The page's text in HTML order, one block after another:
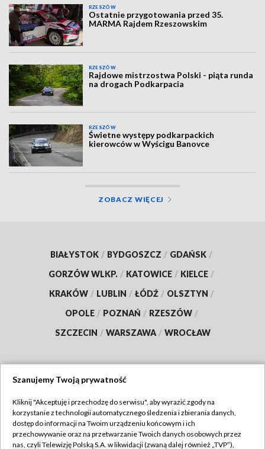
RZESZÓW
Ostatnie przygotowania przed 35.
MARMA Rajdem Rzeszowskim
RZESZÓW
Rajdowe mistrzostwa Polski - piąta runda
na drogach Podkarpacia
RZESZÓW
Świetne występy podkarpackich
kierowców w Wyścigu Banovce
ZOBACZ WIĘCEJ
BIAŁYSTOK / BYDGOSZCZ / GDAŃSK /
GORZÓW WLKP. / KATOWICE / KIELCE /
KRAKÓW / LUBLIN / ŁÓDŹ / OLSZTYN /
OPOLE / POZNAŃ / RZESZÓW /
SZCZECIN / WARSZAWA / WROCŁAW
TVP
Abonament TVP
Regulamin TVP
Szanujemy Twoją prywatność
Kliknij "Akceptuję i przechodzę do serwisu", aby wyrazić zgody na
korzystanie z technologii automatycznego śledzenia i zbierania danych,
dostęp do informacji na Twoim urządzeniu końcowym i ich
przechowywanie oraz na przetwarzanie Twoich danych osobowych przez
nas, czyli Telewizję Polską S.A. w likwidacji (zwaną dalej również „TVP”),